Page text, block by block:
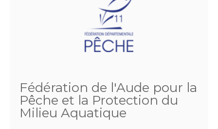
Fédération de l'Aude pour la
Pêche et la Protection du
Milieu Aquatique